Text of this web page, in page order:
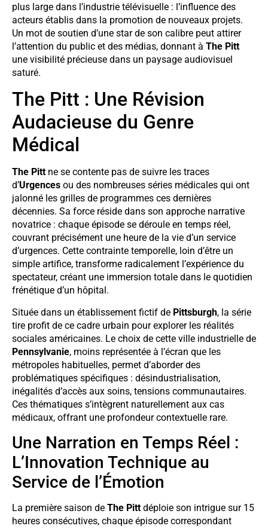
plus large dans l’industrie télévisuelle : l’influence des
acteurs établis dans la promotion de nouveaux projets.
Un mot de soutien d’une star de son calibre peut attirer
l’attention du public et des médias, donnant à The Pitt
une visibilité précieuse dans un paysage audiovisuel
saturé.
The Pitt : Une Révision
Audacieuse du Genre
Médical
The Pitt ne se contente pas de suivre les traces
d’Urgences ou des nombreuses séries médicales qui ont
jalonné les grilles de programmes ces dernières
décennies. Sa force réside dans son approche narrative
novatrice : chaque épisode se déroule en temps réel,
couvrant précisément une heure de la vie d’un service
d’urgences. Cette contrainte temporelle, loin d’être un
simple artifice, transforme radicalement l’expérience du
spectateur, créant une immersion totale dans le quotidien
frénétique d’un hôpital.
Située dans un établissement fictif de Pittsburgh, la série
tire profit de ce cadre urbain pour explorer les réalités
sociales américaines. Le choix de cette ville industrielle de
Pennsylvanie, moins représentée à l’écran que les
métropoles habituelles, permet d’aborder des
problématiques spécifiques : désindustrialisation,
inégalités d’accès aux soins, tensions communautaires.
Ces thématiques s’intègrent naturellement aux cas
médicaux, offrant une profondeur contextuelle rare.
Une Narration en Temps Réel :
L’Innovation Technique au
Service de l’Émotion
La première saison de The Pitt déploie son intrigue sur 15
heures consécutives, chaque épisode correspondant